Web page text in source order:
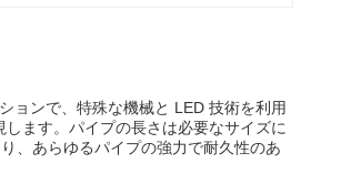
ョンで、特殊な機械と LED 技術を利用
ます。パイプの長さは必要なサイズに
、あらゆるパイプの強力で耐久性のあ